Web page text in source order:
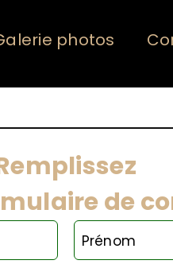
photos
de
Prénom